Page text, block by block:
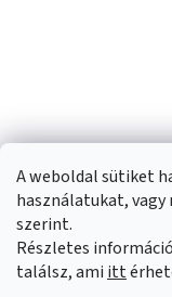
A weboldal sütiket
használatukat,
szerint.
Részletes
találsz, ami itt